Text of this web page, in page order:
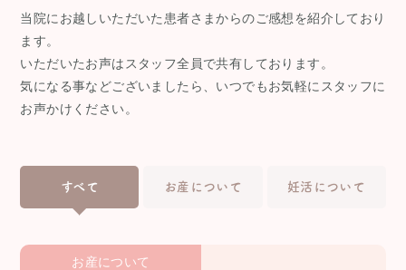
当院にお越しいただいた患者さまからのご感想を紹介しており
ます。
いただいたお声はスタッフ全員で共有しております。
気になる事などございましたら、いつでもお気軽にスタッフに
お声かけください。
すべて お産について 妊活について
お産について